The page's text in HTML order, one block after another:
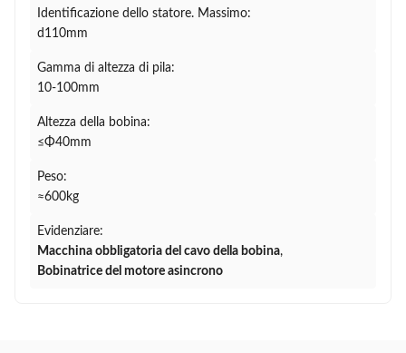
Identificazione dello statore. Massimo:
d110mm
Gamma di altezza di pila:
10-100mm
Altezza della bobina:
≤Φ40mm
Peso:
≈600kg
Evidenziare:
Macchina obbligatoria del cavo della bobina,
Bobinatrice del motore asincrono